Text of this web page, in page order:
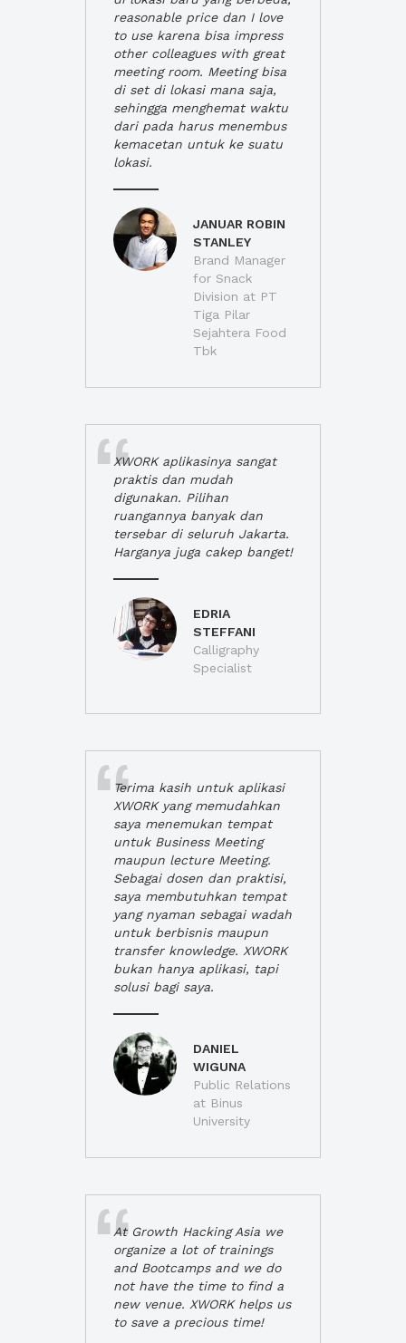
reasonable price dan I love
to use karena bisa impress
other colleagues with great
meeting room. Meeting bisa
di set di lokasi mana saja,
sehingga menghemat waktu
dari pada harus menembus
kemacetan untuk ke suatu
lokasi.
JANUAR ROBIN
STANLEY
Brand Manager
for Snack
Division at PT
Tiga Pilar
Sejahtera Food
Tbk
XWORK aplikasinya sangat
praktis dan mudah
digunakan. Pilihan
ruangannya banyak dan
tersebar di seluruh Jakarta.
Harganya juga cakep banget!
EDRIA
STEFFANI
Calligraphy
Specialist
Terima kasih untuk aplikasi
XWORK yang memudahkan
saya menemukan tempat
untuk Business Meeting
maupun lecture Meeting.
Sebagai dosen dan praktisi,
saya membutuhkan tempat
yang nyaman sebagai wadah
untuk berbisnis maupun
transfer knowledge. XWORK
bukan hanya aplikasi, tapi
solusi bagi saya.
DANIEL
WIGUNA
Public Relations
at Binus
University
At Growth Hacking Asia we
organize a lot of trainings
and Bootcamps and we do
not have the time to find a
new venue. XWORK helps us
to save a precious time!